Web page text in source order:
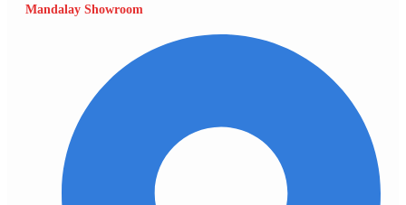
Mandalay Showroom